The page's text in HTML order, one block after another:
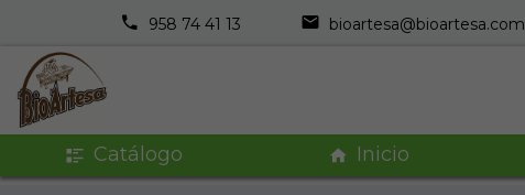
958 74 41 13 bioartesa@bioartesa.com
Catálogo Inicio